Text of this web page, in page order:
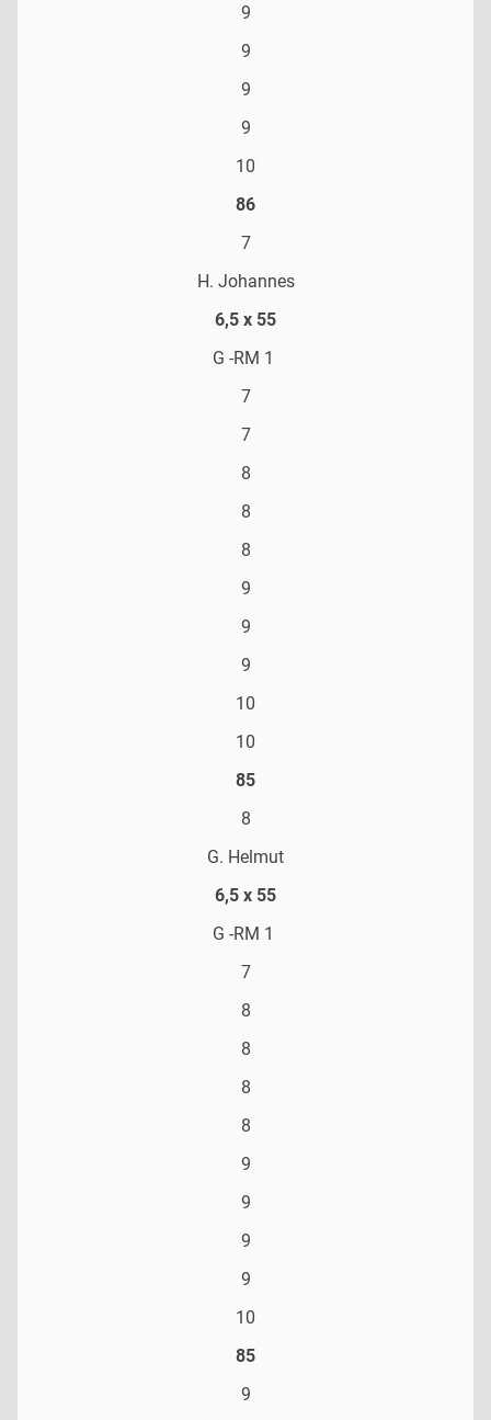
9
9
9
9
10
86
7
H. Johannes
6,5 x 55
G -RM 1
7
7
8
8
8
9
9
9
10
10
85
8
G. Helmut
6,5 x 55
G -RM 1
7
8
8
8
8
9
9
9
9
10
85
9